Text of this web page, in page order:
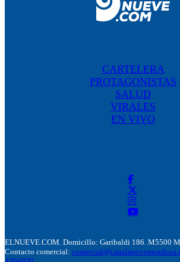
CARTELERA
PROTAGONISTAS
SALUD
VIRALES
EN VIVO
ELNUEVE.COM. Domicillo: Garibaldi 186. M5500
Contacto comercial: